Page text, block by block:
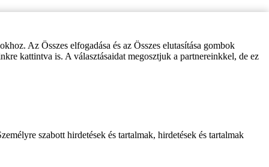
Az Összes elfogadása és az Összes elutasítása gombok
kattintva is. A választásaidat megosztjuk a partnereinkkel, de ez
szabott hirdetések és tartalmak, hirdetések és tartalmak